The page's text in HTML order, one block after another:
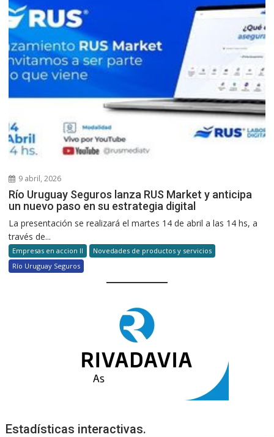
9 abril, 2026
Río Uruguay Seguros lanza RUS Market y anticipa
un nuevo paso en su estrategia digital
La presentación se realizará el martes 14 de abril a las 14 hs, a
través de...
Empresas en accion II
Novedades de productos y servicios
Río Uruguay Seguros
Estadísticas interactivas.